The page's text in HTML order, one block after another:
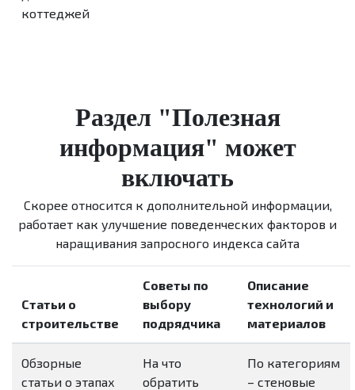
коттеджей
Раздел "Полезная
информация" может
включать
Скорее относится к дополнительной информации,
работает как улучшение поведенческих факторов и
наращивания запросного индекса сайта
Статьи о
строительстве
Советы по
выбору
подрядчика
Описание
технологий и
материалов
Обзорные
статьи о этапах
На что
обратить
По категориям
– стеновые